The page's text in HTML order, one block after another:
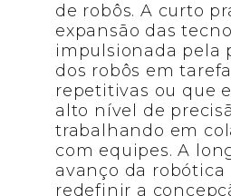
de robôs. A curto
expansão das
impulsionada pela
dos robôs em
repetitivas ou que
alto nível de
trabalhando em
com equipes. A
avanço da robótica
redefinir a